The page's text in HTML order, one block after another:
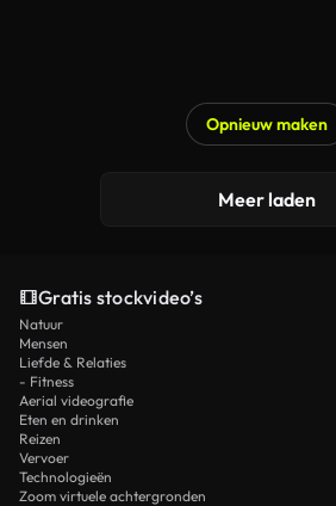
Opnieuw maken
Meer laden
Gratis stockvideo’s
Natuur
Mensen
Liefde & Relaties
- Fitness
Aerial videografie
Eten en drinken
Reizen
Vervoer
Technologieën
Zoom virtuele achtergronden